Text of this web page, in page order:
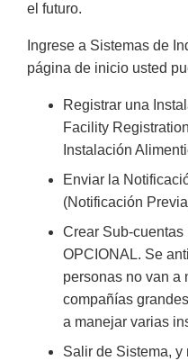
el futuro.
Ingrese a Sistemas de
página de inicio usted
Registrar una
Facility Registration
Instalación
Enviar la
(Notificación
Crear Sub-
OPCIONAL. Se
personas no van a
compañías
a manejar varias
Salir de Sistema, y